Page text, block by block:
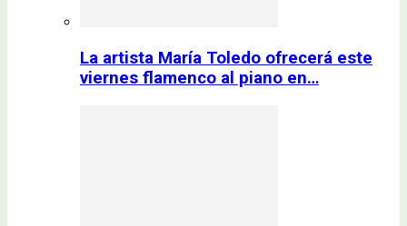
La artista María Toledo ofrecerá este
viernes flamenco al piano en…